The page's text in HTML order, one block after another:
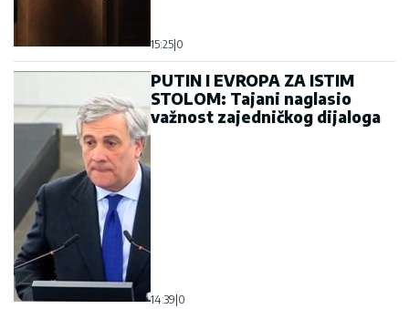
15:25 0
PUTIN I EVROPA ZA ISTIM
STOLOM: Tajani naglasio
važnost zajedničkog dijaloga
14:39 0